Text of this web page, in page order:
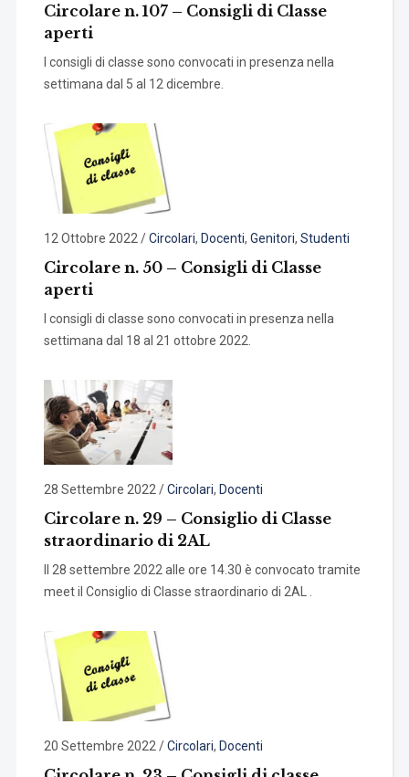
Circolare n. 107 – Consigli di Classe
aperti
I consigli di classe sono convocati in presenza nella
settimana dal 5 al 12 dicembre.
12 Ottobre 2022/Circolari, Docenti, Genitori, Studenti
Circolare n. 50 – Consigli di Classe
aperti
I consigli di classe sono convocati in presenza nella
settimana dal 18 al 21 ottobre 2022.
28 Settembre 2022 /Circolari, Docenti
Circolare n. 29 – Consiglio di Classe
straordinario di 2AL
Il 28 settembre 2022 alle ore 14.30 è convocato tramite
meet il Consiglio di Classe straordinario di 2AL .
20 Settembre 2022/Circolari, Docenti